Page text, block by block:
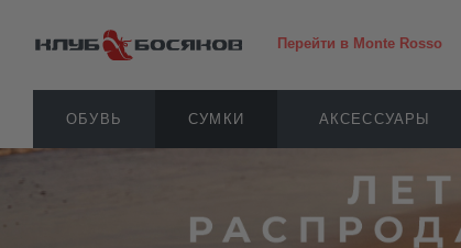
Перейти в Monte Rosso
ОБУВЬ СУМКИ АКСЕССУАРЫ